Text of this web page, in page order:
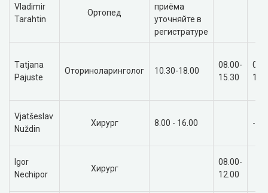
Vladimir
Tarahtin
Ортопед
приёма
уточняйте в
регистратуре
Тatjana
Pajuste
Оториноларинголог 10.30-18.00
08.00-
15.30
Vjatšeslav
Nuždin
Хирург 8.00 - 16.00 -
Igor
Nechipor
Хирург
08.00-
12.00